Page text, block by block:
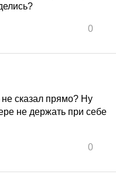
0
сказал прямо? Ну
не держать при себе
0